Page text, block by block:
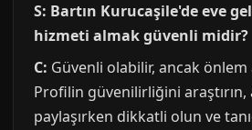
S: Bartın Kurucaşile'de eve
hizmeti almak güvenli midir?
C: Güvenli olabilir, ancak önlem
Profilin güvenilirliğini
paylaşırken dikkatli olun ve